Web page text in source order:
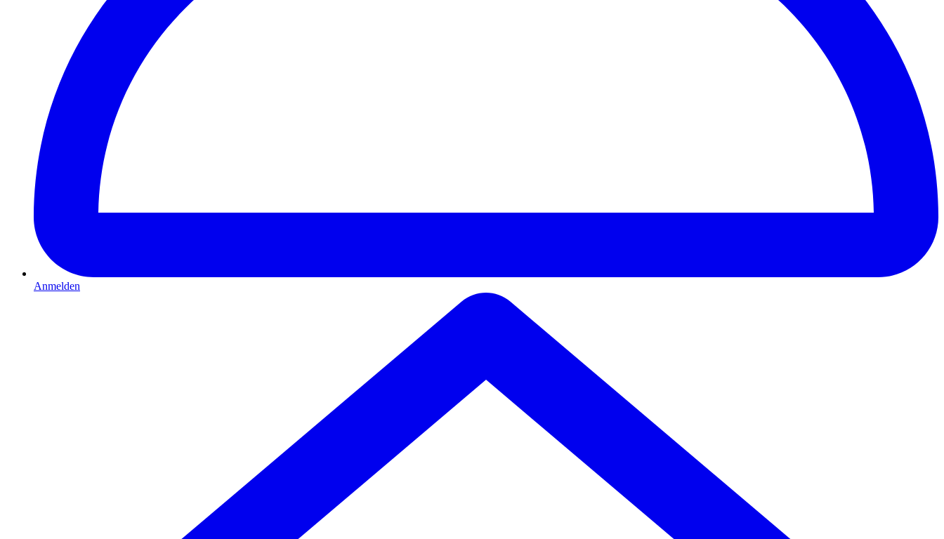
Anmelden